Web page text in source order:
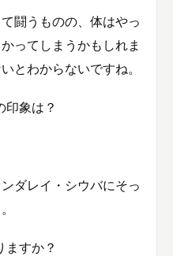
闘うものの、体はやっ
ってしまうかもしれま
とわからないですね。
象は？
ダレイ・シウバにそっ
すか？